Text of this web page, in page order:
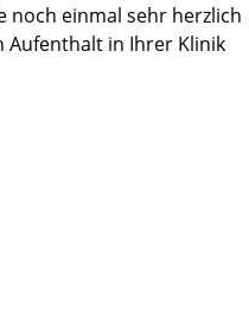
noch einmal sehr herzlich
in Ihrer Klinik
über die OP-
das kulinarische